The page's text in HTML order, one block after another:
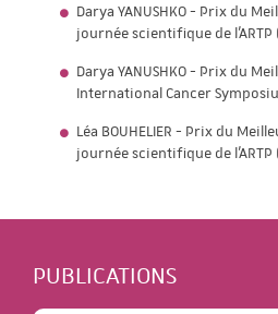
Darya YANUSHKO - Prix du
journée scientifique de l'ARTP
Darya YANUSHKO - Prix du
International Cancer
Léa BOUHELIER - Prix du
journée scientifique de l'ARTP
PUBLICATIONS